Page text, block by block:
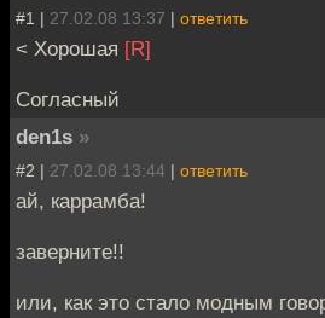
#1 | 27.02.08 13:37 | ответить
< Хорошая [R]
Согласный
den1s »
#2 | 27.02.08 13:44 | ответить
ай, каррамба!
заверните!!
или, как это стало модным